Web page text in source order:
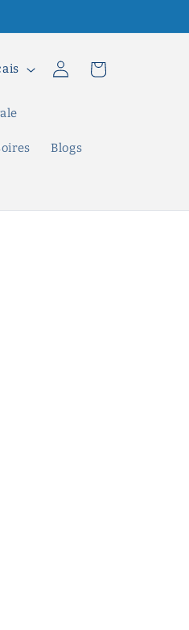
Blogs
ConnexionPanier